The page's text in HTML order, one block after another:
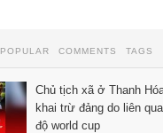
POPULAR COMMENTS TAGS
Chủ tịch xã ở Thanh
khai trừ đảng do liên
độ world cup